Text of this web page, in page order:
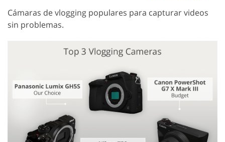
Cámaras de vlogging populares para capturar videos
sin problemas.